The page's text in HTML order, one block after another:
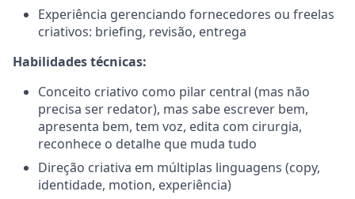
Experiência gerenciando fornecedores ou freelas
criativos: briefing, revisão, entrega
Habilidades técnicas:
Conceito criativo como pilar central (mas não
precisa ser redator), mas sabe escrever bem,
apresenta bem, tem voz, edita com cirurgia,
reconhece o detalhe que muda tudo
Direção criativa em múltiplas linguagens (copy,
identidade, motion, experiência)